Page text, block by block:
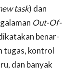
task) dan
Out-Of-
benar-
tugas, kontrol
dan banyak